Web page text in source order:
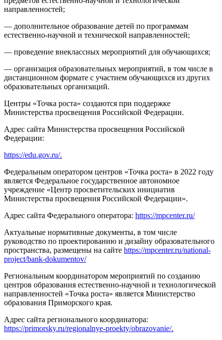
направленностей;
— дополнительное образование детей по программам
естественно-научной и технической направленностей;
— проведение внеклассных мероприятий для обучающихся;
— организация образовательных мероприятий, в том числе в
дистанционном формате с участием обучающихся из других
образовательных организаций.
Центры «Точка роста» создаются при поддержке
Министерства просвещения Российской Федерации.
Адрес сайта Министерства просвещения Российской
Федерации:
https://edu.gov.ru/.
Федеральным оператором центров «Точка роста» в 2022 году
является Федеральное государственное автономное
учреждение «Центр просветительских инициатив
Министерства просвещения Российской Федерации».
Адрес сайта Федерального оператора: https://mpcenter.ru/
Актуальные нормативные документы, в том числе
руководство по проектированию и дизайну образовательного
пространства, размещены на сайте https://mpcenter.ru/national-
project/bank-dokumentov/
Региональным координатором мероприятий по созданию
центров образования естественно-научной и технологической
направленностей «Точка роста» является Министерство
образования Приморского края.
Адрес сайта регионального координатора:
https://primorsky.ru/regionalnye-proekty/obrazovanie/.